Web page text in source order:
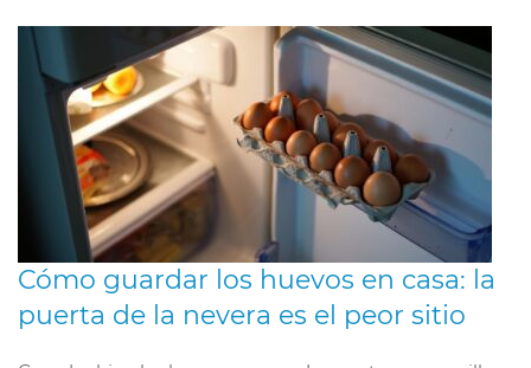
Cómo guardar los huevos en casa: la
puerta de la nevera es el peor sitio